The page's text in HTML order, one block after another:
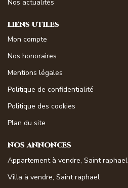
Nos actualités
LIENS UTILES
Mon compte
Nos honoraires
Mentions légales
Politique de confidentialité
Politique des cookies
Plan du site
NOS ANNONCES
Appartement à vendre, Saint raphael
Villa à vendre, Saint raphael